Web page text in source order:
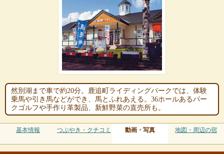
然別湖まで車で約20分。鹿追町ライディングパークでは、体験
乗馬や引き馬などができ、馬とふれあえる。36ホールあるパー
クゴルフや手作り革製品、新鮮野菜の直売所も。
基本情報 つぶやき・クチコミ 動画・写真 地図・周辺の宿